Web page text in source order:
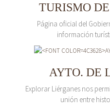
TURISMO
Página oficial del
información
AYTO. DE
Explorar Liérganes nos
unión entre